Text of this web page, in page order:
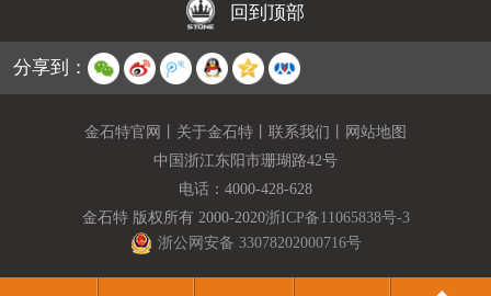
回到顶部
分享到：
金石特官网 关于金石特 联系我们
网站地图
中国浙江东阳市珊瑚路42号
电话： 4000-428-628
金石特 版权所有 2000-2020浙ICP备11065838号-3
浙公网安备 33078202000716号